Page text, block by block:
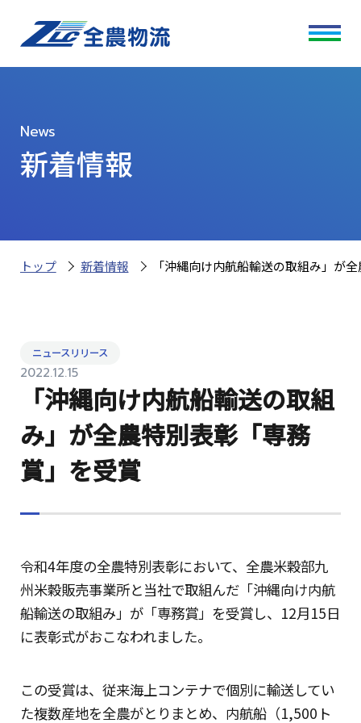
News
新着情報
トップ 新着情報 「沖縄向け内航船輸送の取組み」が
「沖縄向け内航船輸送の取組
み」が全農特別表彰「専務
賞」を受賞
ニュースリリース
2022.12.15
令和4年度の全農特別表彰において、全農米穀部九
州米穀販売事業所と当社で取組んだ「沖縄向け内航
船輸送の取組み」が「専務賞」を受賞し、12月15日
に表彰式がおこなわれました。
この受賞は、従来海上コンテナで個別に輸送してい
た複数産地を全農がとりまとめ、内航船（1,500ト